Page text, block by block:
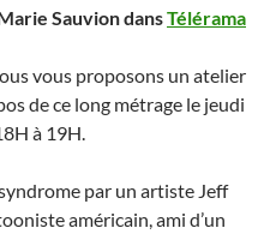
Sauvion dansTélérama
vous proposons un atelier
de ce long métrage le jeudi
à 19H.
par un artiste Jeff
américain, ami d’un